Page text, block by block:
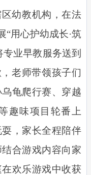
幼教机构，在法
“用心护幼成长·筑
业早教服务送到
老师带领孩子们
龟爬行赛、穿越
趣味项目轮番上
，家长全程陪伴
合游戏内容向家
欢乐游戏中收获